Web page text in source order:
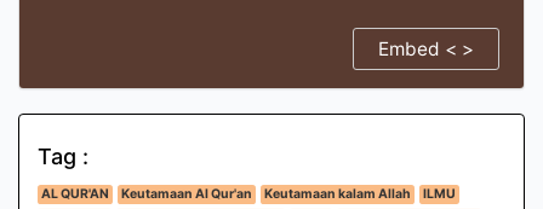
Embed < >
Tag :
AL QUR'AN Keutamaan Al Qur'an Keutamaan kalam Allah
ILMU